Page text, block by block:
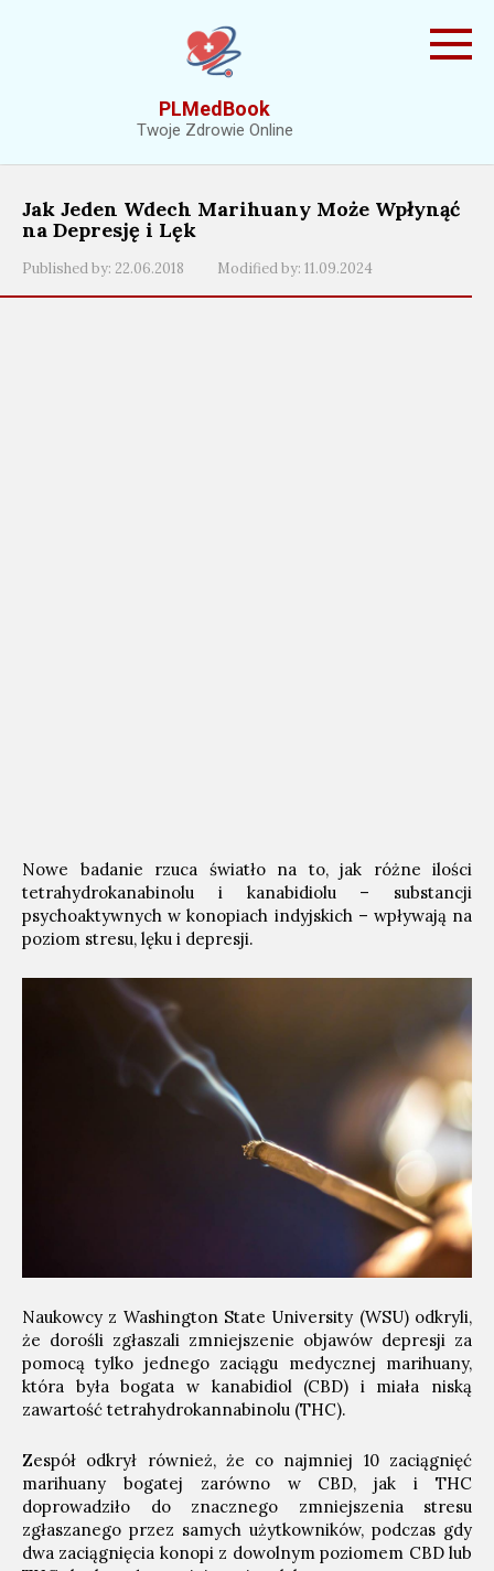
PLMedBook
Twoje Zdrowie Online
Jak Jeden Wdech Marihuany Może Wpłynąć
na Depresję i Lęk
Published by: 22.06.2018 Modified by: 11.09.2024
Nowe badanie rzuca światło na to, jak różne ilości
tetrahydrokanabinolu i kanabidiolu – substancji
psychoaktywnych w konopiach indyjskich – wpływają na
poziom stresu, lęku i depresji.
Naukowcy z Washington State University (WSU) odkryli,
że dorośli zgłaszali zmniejszenie objawów depresji za
pomocą tylko jednego zaciągu medycznej marihuany,
która była bogata w kanabidiol (CBD) i miała niską
zawartość tetrahydrokannabinolu (THC).
Zespół odkrył również, że co najmniej 10 zaciągnięć
marihuany bogatej zarówno w CBD, jak i THC
doprowadziło do znacznego zmniejszenia stresu
zgłaszanego przez samych użytkowników, podczas gdy
dwa zaciągnięcia konopi z dowolnym poziomem CBD lub